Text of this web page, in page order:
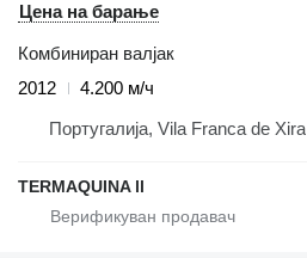
Цена на барање
Комбиниран валјак
2012
4.200 м/ч
Португалија, Vila Franca de Xira
TERMAQUINA ll